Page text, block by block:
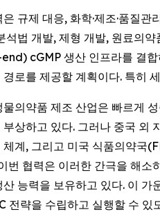
은 규제 대응, 화학·제조·품질
석법 개발, 제형 개발, 원료의
cGMP 생산 인프라를 결합
경로를 제공할 계획이다. 특히
물의약품 제조 산업은 빠르게
부상하고 있다. 그러나 중국 외
체계, 그리고 미국 식품의약국
번 협력은 이러한 간극을 해
산 능력을 보유하고 있다. 이
전략을 수립하고 실행할 수